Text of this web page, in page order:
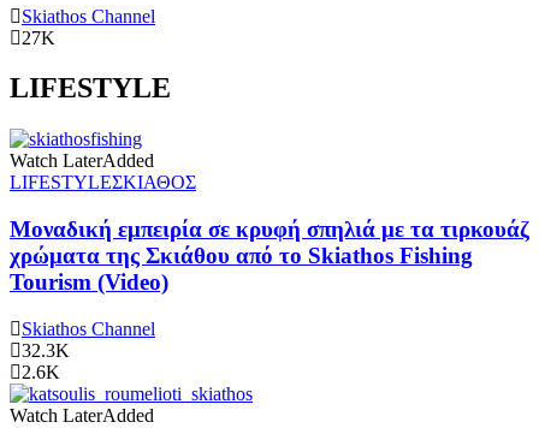
Skiathos Channel
27K
LIFESTYLE
Watch LaterAdded
LIFESTYLEΣΚΙΑΘΟΣ
Μοναδική εμπειρία σε κρυφή σπηλιά με τα τιρκουάζ
χρώματα της Σκιάθου από το Skiathos Fishing
Tourism (Video)
Skiathos Channel
32.3K
2.6K
Watch LaterAdded